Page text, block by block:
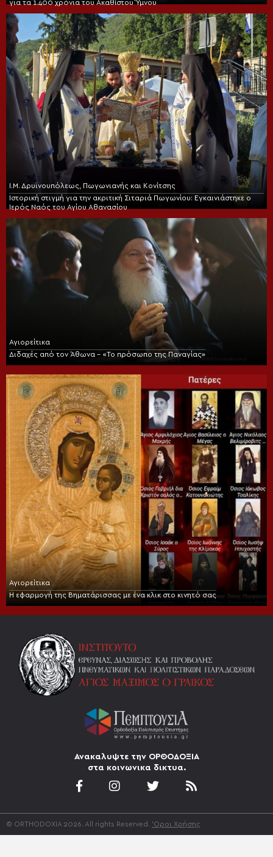
για τα 1.400 χρόνια του Ακαθίστου Ύμνου
Ι.Μ. Δρυϊνουπόλεως, Πωγωνιανής και Κονίτσης
Ιστορική στιγμή για την ακριτική Σιταριά Πωγωνίου: Εγκαινιάστηκε ο
Ιερός Ναός του Αγίου Αθανασίου
Αγιορείτικα
Διδαχές από τον Άθωνα – «Το πρόσωπο της Παναγίας»
Αγιορείτικα
Η εφαρμογή της Βηματάρισσας με ένα κλικ στο κινητό σας
Ανακαλυψτε την ΟΡΘΟΔΟΞΙΑ
στα κοινωνικα δικτυα.
© ORTHODOXIA 2026. All rights Reserved. 'Οροι Χρήσης